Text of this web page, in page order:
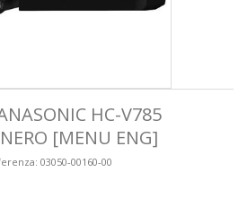
HC-V785
[MENU ENG]
03050-00160-00